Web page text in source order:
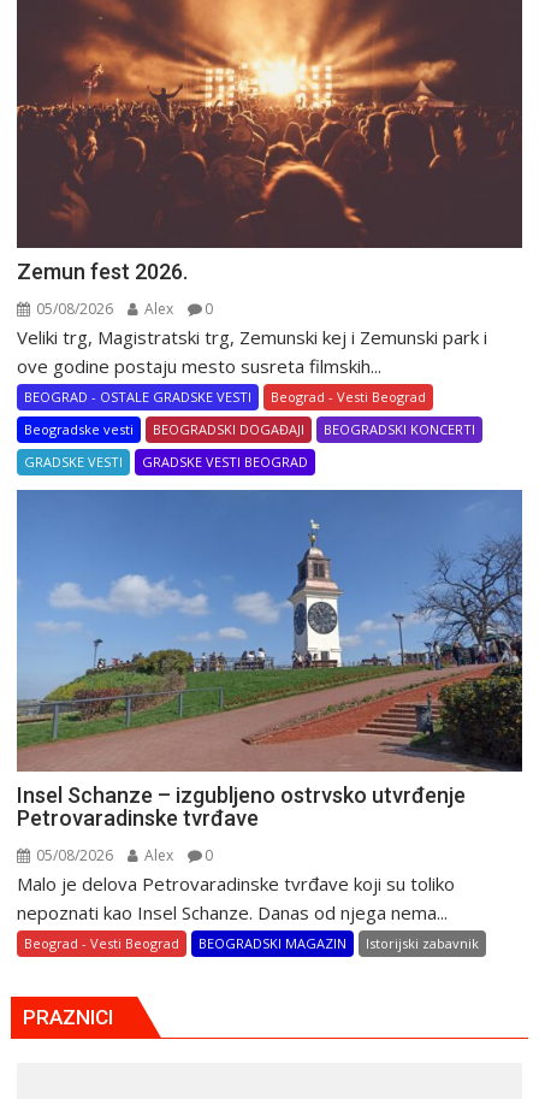
Zemun fest 2026.
05/08/2026 Alex 0
Veliki trg, Magistratski trg, Zemunski kej i Zemunski park i
ove godine postaju mesto susreta filmskih...
BEOGRAD - OSTALE GRADSKE VESTI
Beograd - Vesti Beograd
Beogradske vesti
BEOGRADSKI DOGAĐAJI
BEOGRADSKI KONCERTI
GRADSKE VESTI
GRADSKE VESTI BEOGRAD
Insel Schanze – izgubljeno ostrvsko utvrđenje
Petrovaradinske tvrđave
05/08/2026 Alex 0
Malo je delova Petrovaradinske tvrđave koji su toliko
nepoznati kao Insel Schanze. Danas od njega nema...
Beograd - Vesti Beograd BEOGRADSKI MAGAZIN Istorijski zabavnik
PRAZNICI